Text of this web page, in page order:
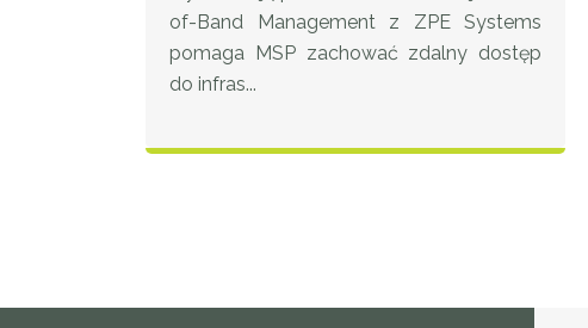
of-Band Management z ZPE Systems
pomaga MSP zachować zdalny dostęp
do infras...